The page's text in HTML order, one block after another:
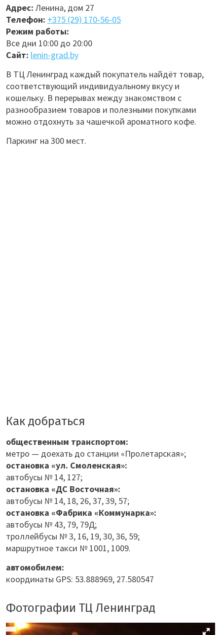
Адрес: Ленина, дом 27
Телефон: +375 (29) 170-56-05
Режим работы:
Все дни 10:00 до 20:00
Сайт: lenin-grad.by
В ТЦ Ленинград каждый покупатель найдёт товар,
соответствующий индивидуальному вкусу и
кошельку. В перерывах между знакомством с
разнообразием товаров и полезными покупками
можно отдохнуть за чашечкой ароматного кофе.
Паркинг на 300 мест.
Как добраться
общественным транспортом:
метро — доехать до станции «Пролетарская»;
остановка «ул. Смоленская»:
автобусы № 14, 127;
остановка «ДС Восточная»:
автобусы № 14, 18, 26, 37, 39, 57;
остановка «Фабрика «Коммунарка»:
автобусы № 43, 79, 79Д;
троллейбусы № 3, 16, 19, 30, 36, 59;
маршрутное такси № 1001, 1009.
автомобилем:
координаты GPS: 53.888969, 27.580547
Фотографии ТЦ Ленинград